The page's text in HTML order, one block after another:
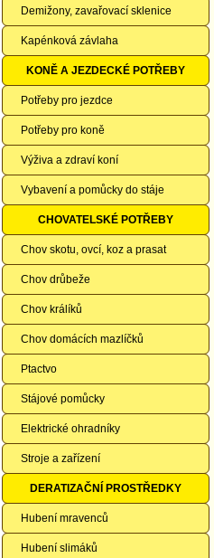
Demižony, zavařovací sklenice
Kapénková závlaha
KONĚ A JEZDECKÉ POTŘEBY
Potřeby pro jezdce
Potřeby pro koně
Výživa a zdraví koní
Vybavení a pomůcky do stáje
CHOVATELSKÉ POTŘEBY
Chov skotu, ovcí, koz a prasat
Chov drůbeže
Chov králíků
Chov domácích mazlíčků
Ptactvo
Stájové pomůcky
Elektrické ohradníky
Stroje a zařízení
DERATIZAČNÍ PROSTŘEDKY
Hubení mravenců
Hubení slimáků